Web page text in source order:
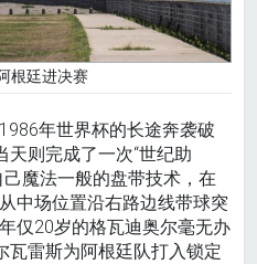
根廷进决赛
年世界杯的长途奔袭破
天则完成了一次“世纪助
魔法一般的盘带技术，在
中场位置沿右路边线带球突
仅20岁的格瓦迪奥尔毫无办
瓦雷斯为阿根廷队打入锁定